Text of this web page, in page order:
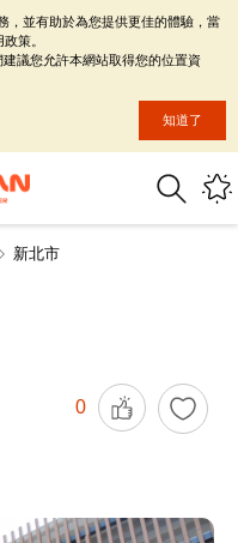
新北市
0
，並有助於為您提供更佳的體驗，當
策。
議您允許本網站取得您的位置資
知道了